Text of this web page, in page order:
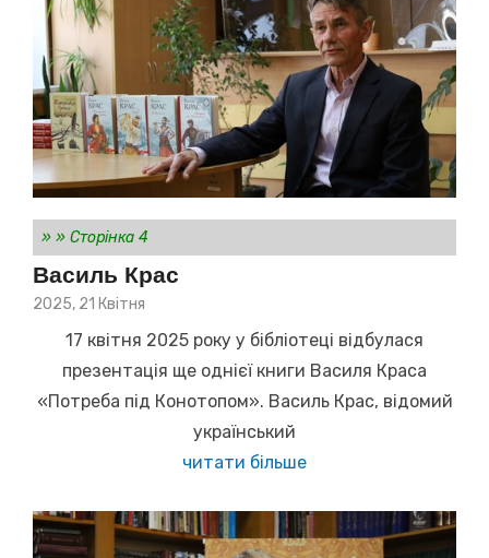
» » Сторінка 4
Василь Крас
Posted
2025, 21 Квітня
17 квітня 2025 року у бібліотеці відбулася
презентація ще однієї книги Василя Краса
«Потреба під Конотопом». Василь Крас, відомий
український
читати більше